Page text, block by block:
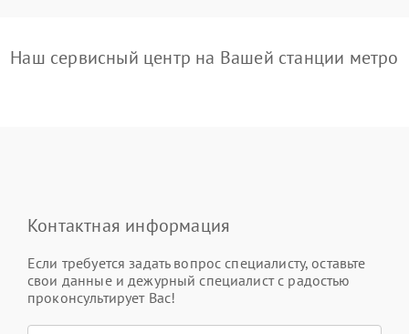
Наш сервисный центр на Вашей станции метро
Контактная информация
Если требуется задать вопрос специалисту, оставьте
свои данные и дежурный специалист с радостью
проконсультирует Вас!